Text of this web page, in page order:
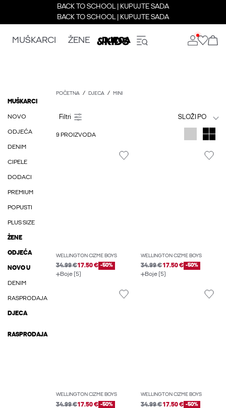
BACK TO SCHOOL | KUPUJTE SADA
BACK TO SCHOOL | KUPUJTE SADA
MUŠKARCI ŽENE DJECA
MUŠKARCI
NOVO
ODJEĆA
DENIM
CIPELE
DODACI
PREMIUM
POPUSTI
PLUS SIZE
ŽENE
ODJEĆA
NOVO U
DENIM
RASPRODAJA
DJECA
RASPRODAJA
POČETNA DJECA MINI
SLOŽI PO
9 PROIZVODA
WELLINGTON ČIZME BOYS
34.99 €17.50 € -50%
Boje (5)
WELLINGTON ČIZME BOYS
34.99 €17.50 € -50%
Boje (5)
WELLINGTON ČIZME BOYS
34.99 €17.50 € -50%
WELLINGTON ČIZME BOYS
34.99 €17.50 € -50%